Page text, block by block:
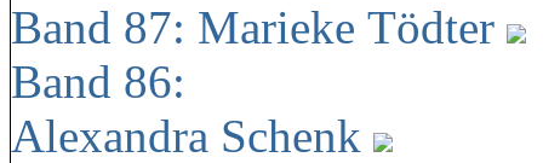
Band 87: Marieke Tödter
Band 86:
Alexandra Schenk